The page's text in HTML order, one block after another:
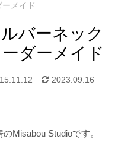
メイド
バーネック
ダーメイド
2023.09.16
Misabou Studioです。